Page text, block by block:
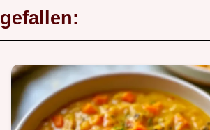
gefallen: